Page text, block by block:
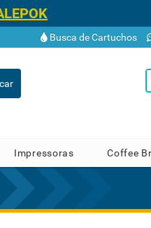
Busca de Cartuchos
Impressoras Coffee